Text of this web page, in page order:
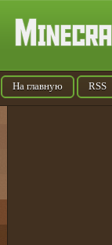
На главную RSS